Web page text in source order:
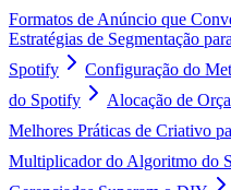
Formatos de Anúncio que
Estratégias de Segmentação
Spotify
Configuração do
do Spotify
Alocação de
Melhores Práticas de Criativo
Multiplicador do Algoritmo do